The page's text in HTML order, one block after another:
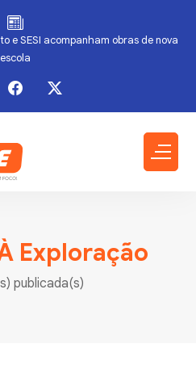
e SESI acompanham obras de nova
escola
Exploração
publicada(s)